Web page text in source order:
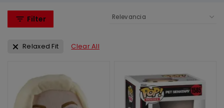
Filter
Relaxed Fit Clear All